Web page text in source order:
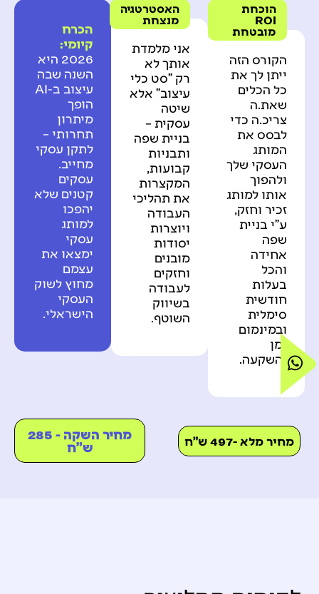
הוכחת
ROI
מובטחת
הקורס הזה
ייתן לך את
כל הכלים
שאת.ה
צריכ.ה כדי
לבסס את
המותג
העסקי שלך
ולהפוך
אותו למותג
זכיר וחזק,
ע"י בניית
שפה
אחידה
והכל
בעלות
חודשית
סימלית
ובמינמום
זמן
והשקעה.
האסטרטגיה
מנצחת
אני מלמדת
אותך לא
רק "סט כלי
עיצוב" אלא
שיטה
עסקית –
בניית שפה
ותבניות
קבועות,
המקצרות
את תהליכי
העבודה
ויוצרות
יסודות
מובנים
וחזקים
לעבודה
בשיווק
השוטף.
הכרח
קיומי:
2026 היא
השנה שבה
עיצוב ב-AI
הופך
מיתרון
תחרותי –
לתקן עסקי
מחייב.
עסקים
קטנים שלא
יהפכו
למותג
עסקי
ימצאו את
עצמם
מחוץ לשוק
העסקי
הישראלי.
מחיר מלא -497 ש"ח מחיר השקה - 285
ש"ח